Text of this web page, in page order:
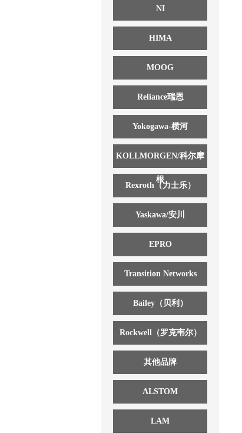
NI
HIMA
MOOG
Reliance瑞恩
Yokogawa-横河
KOLLMORGEN/科尔摩
根
Rexroth（力士乐）
Yaskawa/安川
EPRO
Transition Networks
Bailey（贝利）
Rockwell（罗克韦尔）
其他品牌
ALSTOM
LAM